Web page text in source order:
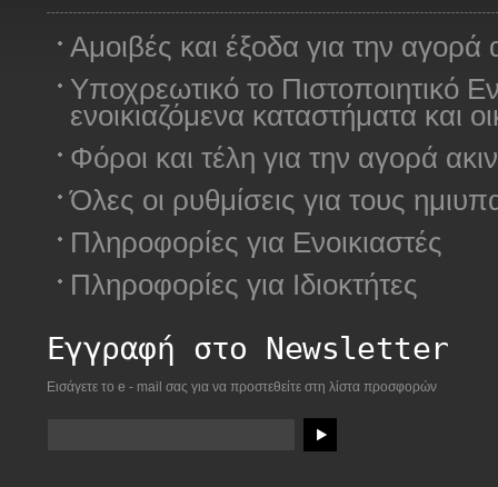
Αμοιβές και έξοδα για την αγορά
Υποχρεωτικό το Πιστοποιητικό
ενοικιαζόμενα καταστήματα και
Φόροι και τέλη για την αγορά
Όλες οι ρυθμίσεις για τους
Πληροφορίες για Ενοικιαστές
Πληροφορίες για Ιδιοκτήτες
Εγγραφή στο Newsletter
Εισάγετε το e - mail σας για να προστεθείτε στη λίστα προσφορών